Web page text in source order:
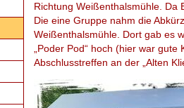
Richtung Weißenthalsmühle. Da
Die eine Gruppe nahm die
Weißenthalsmühle. Dort gab es
„Poder Pod“ hoch (hier war
Abschlusstreffen an der „Alten